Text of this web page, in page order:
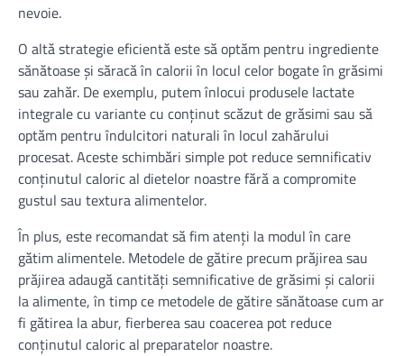
nevoie.
O altă strategie eficientă este să optăm pentru ingrediente
sănătoase și săracă în calorii în locul celor bogate în grăsimi
sau zahăr. De exemplu, putem înlocui produsele lactate
integrale cu variante cu conținut scăzut de grăsimi sau să
optăm pentru îndulcitori naturali în locul zahărului
procesat. Aceste schimbări simple pot reduce semnificativ
conținutul caloric al dietelor noastre fără a compromite
gustul sau textura alimentelor.
În plus, este recomandat să fim atenți la modul în care
gătim alimentele. Metodele de gătire precum prăjirea sau
prăjirea adaugă cantități semnificative de grăsimi și calorii
la alimente, în timp ce metodele de gătire sănătoase cum ar
fi gătirea la abur, fierberea sau coacerea pot reduce
conținutul caloric al preparatelor noastre.